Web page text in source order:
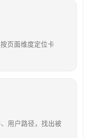
页面维度定位卡
用户路径，找出被